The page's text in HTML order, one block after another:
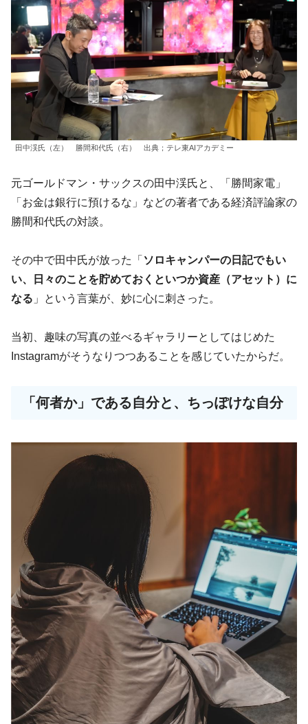
田中渓氏（左） 勝間和代氏（右） 出典； テレ東AIアカデミー
元ゴールドマン・サックスの田中渓氏と、「勝間家電」
「お金は銀行に預けるな」などの著者である経済評論家の
勝間和代氏の対談。
その中で田中氏が放った「 ソロキャンパーの日記でもい
い、日々のことを貯めておくといつか資産（アセット）に
なる 」という言葉が、妙に心に刺さった。
当初、趣味の写真の並べるギャラリーとしてはじめた
Instagramがそうなりつつあることを感じていたからだ。
「何者か」である自分と、ちっぽけな自分